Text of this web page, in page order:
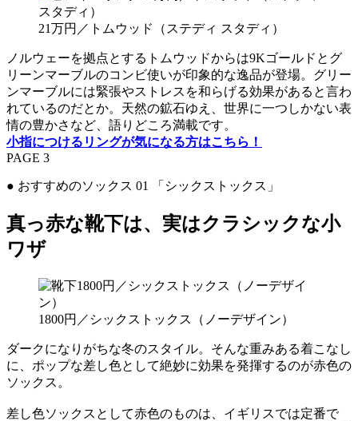
21万円／トムウッド（ステディ スタディ）
ノルウェーを拠点とするトムウッドからは9Kゴールドとグ
リーンマーブルのコンビ使いが印象的な逸品が登場。グリー
ンマーブルには緊張やストレスを和らげる効果があると言わ
れているのだとか。天然の鉱石ゆえ、世界に一つしかない表
情の豊かさなど、語りどころ満載です。
小指につけるリングが気になる方はこちら！
PAGE 3
● おすすめのソックス 01 「シックストックス」
真っ赤な靴下は、実はクラシックな小
ワザ
1800円／シックストックス（ノーデザイン）
ダークになりがちな冬のスタイル。そんな重みある着こなし
に、ポップな差し色として絶妙に効果を発揮するのが赤色の
ソックス。
差し色ソックスとして赤色のものは、イギリスでは定番で